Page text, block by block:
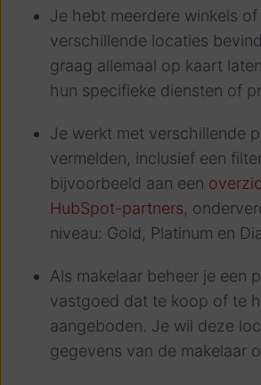
Je hebt meerdere winkels
verschillende locaties
graag allemaal op kaart
hun specifieke diensten of
Je werkt met verschillende
vermelden, inclusief een
bijvoorbeeld aan een
HubSpot-partners,
niveau: Gold, Platinum en
Als makelaar beheer je een
vastgoed dat te koop of te
aangeboden. Je wil deze
gegevens van de makelaar